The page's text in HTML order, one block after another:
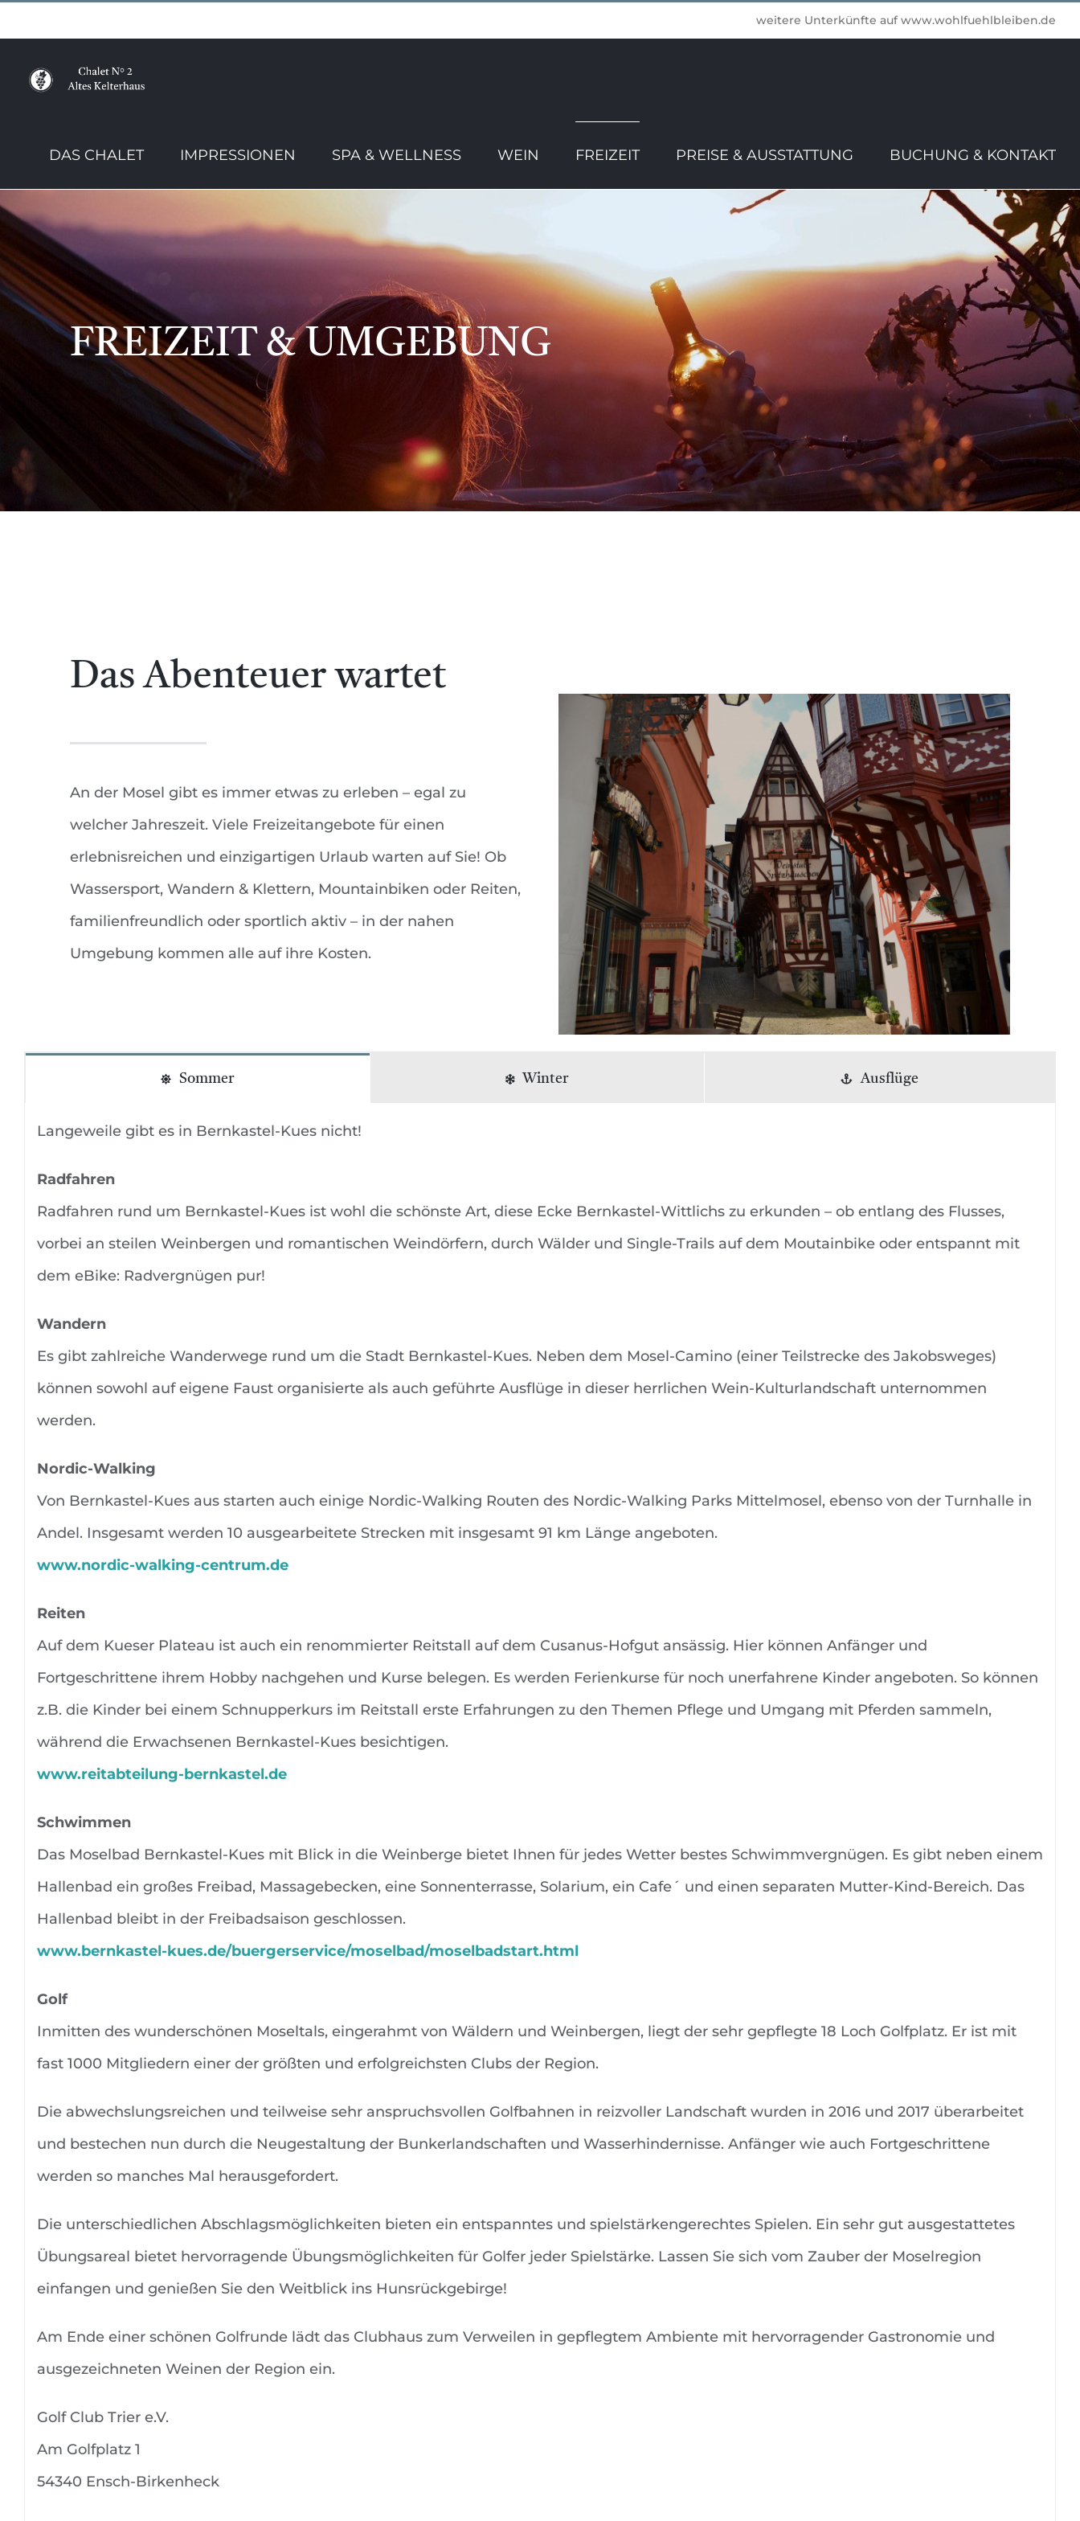
springen
weitere Unterkünfte aufwww.wohlfuehlbleiben.de
DAS CHALET IMPRESSIONEN SPA & WELLNESS WEIN FREIZEIT PREISE & AUSSTATTUNG BUCHUNG & KONTAKT
FREIZEIT & UMGEBUNG
Das Abenteuer wartet
An der Mosel gibt es immer etwas zu erleben – egal zu
welcher Jahreszeit. Viele Freizeitangebote für einen
erlebnisreichen und einzigartigen Urlaub warten auf Sie! Ob
Wassersport, Wandern & Klettern, Mountainbiken oder Reiten,
familienfreundlich oder sportlich aktiv – in der nahen
Umgebung kommen alle auf ihre Kosten.
Sommer Winter Ausflüge
Langeweile gibt es in Bernkastel-Kues nicht!
Radfahren
Radfahren rund um Bernkastel-Kues ist wohl die schönste Art, diese Ecke Bernkastel-Wittlichs zu erkunden – ob entlang des Flusses,
vorbei an steilen Weinbergen und romantischen Weindörfern, durch Wälder und Single-Trails auf dem Moutainbike oder entspannt mit
dem eBike: Radvergnügen pur!
Wandern
Es gibt zahlreiche Wanderwege rund um die Stadt Bernkastel-Kues. Neben dem Mosel-Camino (einer Teilstrecke des Jakobsweges)
können sowohl auf eigene Faust organisierte als auch geführte Ausflüge in dieser herrlichen Wein-Kulturlandschaft unternommen
werden.
Nordic-Walking
Von Bernkastel-Kues aus starten auch einige Nordic-Walking Routen des Nordic-Walking Parks Mittelmosel, ebenso von der Turnhalle in
Andel. Insgesamt werden 10 ausgearbeitete Strecken mit insgesamt 91 km Länge angeboten.
www.nordic-walking-centrum.de
Reiten
Auf dem Kueser Plateau ist auch ein renommierter Reitstall auf dem Cusanus-Hofgut ansässig. Hier können Anfänger und
Fortgeschrittene ihrem Hobby nachgehen und Kurse belegen. Es werden Ferienkurse für noch unerfahrene Kinder angeboten. So können
z.B. die Kinder bei einem Schnupperkurs im Reitstall erste Erfahrungen zu den Themen Pflege und Umgang mit Pferden sammeln,
während die Erwachsenen Bernkastel-Kues besichtigen.
www.reitabteilung-bernkastel.de
Schwimmen
Das Moselbad Bernkastel-Kues mit Blick in die Weinberge bietet Ihnen für jedes Wetter bestes Schwimmvergnügen. Es gibt neben einem
Hallenbad ein großes Freibad, Massagebecken, eine Sonnenterrasse, Solarium, ein Cafe´ und einen separaten Mutter-Kind-Bereich. Das
Hallenbad bleibt in der Freibadsaison geschlossen.
www.bernkastel-kues.de/buergerservice/moselbad/moselbadstart.html
Golf
Inmitten des wunderschönen Moseltals, eingerahmt von Wäldern und Weinbergen, liegt der sehr gepflegte 18 Loch Golfplatz. Er ist mit
fast 1000 Mitgliedern einer der größten und erfolgreichsten Clubs der Region.
Die abwechslungsreichen und teilweise sehr anspruchsvollen Golfbahnen in reizvoller Landschaft wurden in 2016 und 2017 überarbeitet
und bestechen nun durch die Neugestaltung der Bunkerlandschaften und Wasserhindernisse. Anfänger wie auch Fortgeschrittene
werden so manches Mal herausgefordert.
Die unterschiedlichen Abschlagsmöglichkeiten bieten ein entspanntes und spielstärkengerechtes Spielen. Ein sehr gut ausgestattetes
Übungsareal bietet hervorragende Übungsmöglichkeiten für Golfer jeder Spielstärke. Lassen Sie sich vom Zauber der Moselregion
einfangen und genießen Sie den Weitblick ins Hunsrückgebirge!
Am Ende einer schönen Golfrunde lädt das Clubhaus zum Verweilen in gepflegtem Ambiente mit hervorragender Gastronomie und
ausgezeichneten Weinen der Region ein.
Golf Club Trier e.V.
Am Golfplatz 1
54340 Ensch-Birkenheck